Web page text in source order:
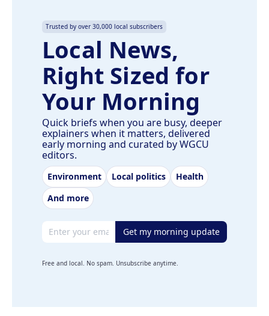
Trusted by over 30,000 local subscribers
Local News,
Right Sized for
Your Morning
Quick briefs when you are busy, deeper
explainers when it matters, delivered
early morning and curated by WGCU
editors.
Environment Local politics
Health
And more
Email address Get my morning update
Free and local. No spam. Unsubscribe anytime.